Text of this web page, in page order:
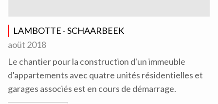
LAMBOTTE - SCHAARBEEK
aoüt 2018
Le chantier pour la construction d'un immeuble
d'appartements avec quatre unités résidentielles et
garages associés est en cours de démarrage.